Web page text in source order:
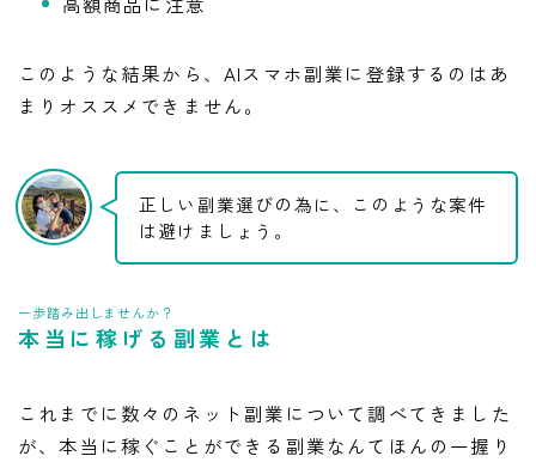
このような結果から、AIスマホ副業に登録するのはあ
まりオススメできません。
正しい副業選びの為に、このような案件
は避けましょう。
一歩踏み出しませんか？
本当に稼げる副業とは
これまでに数々のネット副業について調べてきました
が、本当に稼ぐことができる副業なんてほんの一握り